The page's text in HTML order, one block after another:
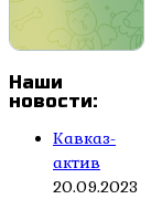
Наши
новости:
Кавказ-
актив
20.09.2023